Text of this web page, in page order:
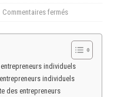
Commentaires fermés
individuels
individuels
des entrepreneurs